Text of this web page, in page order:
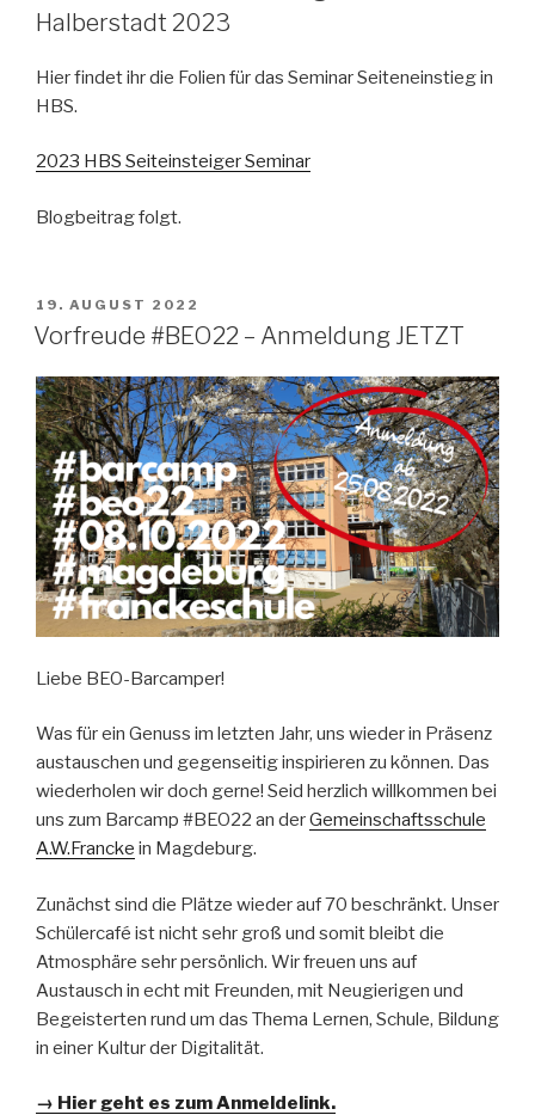
Halberstadt 2023
Hier findet ihr die Folien für das Seminar Seiteneinstieg in
HBS.
2023 HBS Seiteinsteiger Seminar
Blogbeitrag folgt.
VERÖFFENTLICHT
AM
19. AUGUST 2022
Vorfreude #BEO22 – Anmeldung JETZT
Liebe BEO-Barcamper!
Was für ein Genuss im letzten Jahr, uns wieder in Präsenz
austauschen und gegenseitig inspirieren zu können. Das
wiederholen wir doch gerne! Seid herzlich willkommen bei
uns zum Barcamp #BEO22 an derGemeinschaftsschule
A.W.Francke in Magdeburg.
Zunächst sind die Plätze wieder auf 70 beschränkt. Unser
Schülercafé ist nicht sehr groß und somit bleibt die
Atmosphäre sehr persönlich. Wir freuen uns auf
Austausch in echt mit Freunden, mit Neugierigen und
Begeisterten rund um das Thema Lernen, Schule, Bildung
in einer Kultur der Digitalität.
→ Hier geht es zum Anmeldelink.